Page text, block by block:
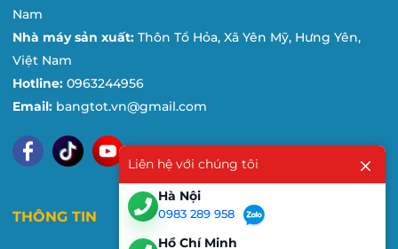
Nam
Nhà máy sản xuất: Thôn Tổ Hỏa, Xã Yên Mỹ, Hưng Yên,
Việt Nam
Hotline: 0963244956
Email: bangtot.vn@gmail.com
THÔNG TIN
Liên hệ với chúng tôi
Hà Nội
0983 289 958
Hồ Chí Minh